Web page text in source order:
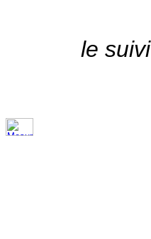
le